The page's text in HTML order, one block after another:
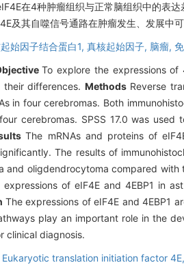
在4种肿瘤组织与正常脑组织中的表
及其自噬信号通路在肿瘤发生、发展中
始因子结合蛋白1, 真核起始因子, 脑瘤,
To explore the expressions of
their differences.Methods Reverse
in four cerebromas. Both
cerebromas. SPSS 17.0 was
The mRNAs and proteins of
The results of
and oligdendrocytoma compared with
expressions of eIF4E and 4EBP1 in
The expressions of eIF4E and 4EBP1
play an important role in the
clinical diagnosis.
Eukaryotic translation initiation factor